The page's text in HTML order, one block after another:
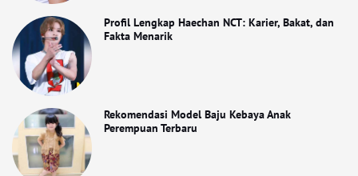
Profil Lengkap Haechan NCT: Karier, Bakat, dan
Fakta Menarik
Rekomendasi Model Baju Kebaya Anak
Perempuan Terbaru